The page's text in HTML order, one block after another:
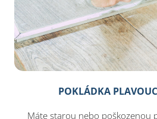
POKLÁDKA
Máte starou nebo poškozenou